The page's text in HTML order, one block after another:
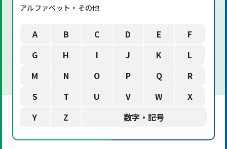
アルファベット・その他
A B C D E
F
G
H I J K
L
M
N O P Q
R
S
T U V W
X
Y
Z 数字・記号